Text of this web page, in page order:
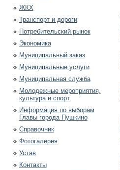
ЖКХ
Транспорт и дороги
Потребительский рынок
Экономика
Муниципальный заказ
Муниципальные услуги
Муниципальная служба
Молодежные мероприятия,
культура и спорт
Информация по выборам
Главы города Пушкино
Справочник
Фотогалерея
Устав
Контакты